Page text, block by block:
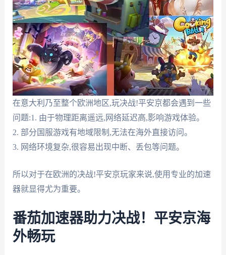
在意大利乃至整个欧洲地区,玩决战!平安京都会遇到一些
问题:1. 由于物理距离遥远,网络延迟高,影响游戏体验。
2. 部分国服游戏有地域限制,无法在海外直接访问。
3. 网络环境复杂,很容易出现中断、丢包等问题。
所以对于在欧洲的决战!平安京玩家来说,使用专业的加速
器就显得尤为重要。
番茄加速器助力决战！平安京海
外畅玩